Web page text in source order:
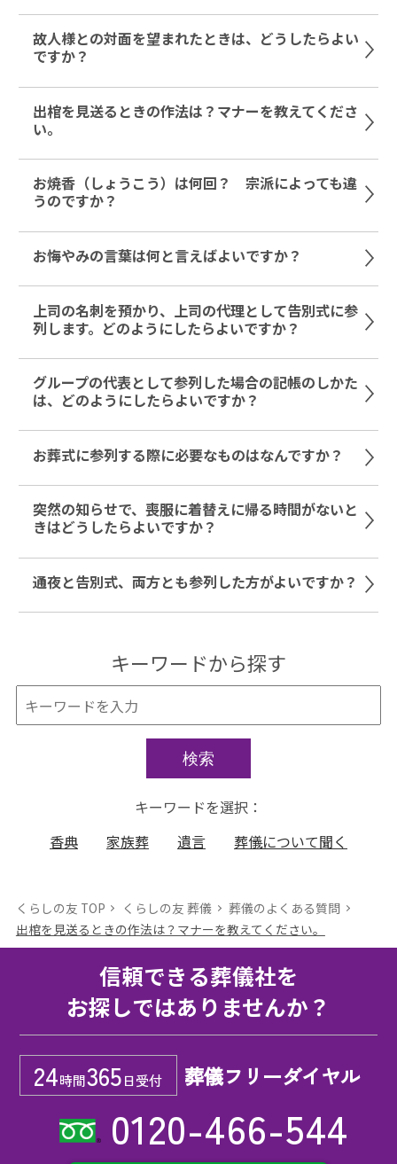
故人様との対面を望まれたときは、どうしたらよい
ですか？
出棺を見送るときの作法は？マナーを教えてくださ
い。
お焼香（しょうこう）は何回？ 宗派によっても違
うのですか？
お悔やみの言葉は何と言えばよいですか？
上司の名刺を預かり、上司の代理として告別式に参
列します。どのようにしたらよいですか？
グループの代表として参列した場合の記帳のしかた
は、どのようにしたらよいですか？
お葬式に参列する際に必要なものはなんですか？
突然の知らせで、喪服に着替えに帰る時間がないと
きはどうしたらよいですか？
通夜と告別式、両方とも参列した方がよいですか？
キーワードから探す
検索
キーワードを選択：
香典
家族葬 遺言 葬儀について聞く
くらしの友 TOP くらしの友 葬儀
葬儀のよくある質問
出棺を見送るときの作法は？マナーを教えてください。
信頼できる葬儀社を
お探しではありませんか？
24時間365日受付 葬儀フリーダイヤル
0120-466-544